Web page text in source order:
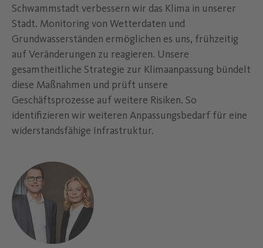
Schwammstadt verbessern wir das Klima in unserer
Stadt. Monitoring von Wetterdaten und
Grundwasserständen ermöglichen es uns, frühzeitig
auf Veränderungen zu reagieren. Unsere
gesamtheitliche Strategie zur Klimaanpassung bündelt
diese Maßnahmen und prüft unsere
Geschäftsprozesse auf weitere Risiken. So
identifizieren wir weiteren Anpassungsbedarf für eine
widerstandsfähige Infrastruktur.